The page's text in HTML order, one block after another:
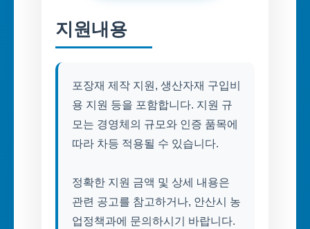
지원내용
포장재 제작 지원, 생산자재 구입비
용 지원 등을 포함합니다. 지원 규
모는 경영체의 규모와 인증 품목에
따라 차등 적용될 수 있습니다.
정확한 지원 금액 및 상세 내용은
관련 공고를 참고하거나, 안산시 농
업정책과에 문의하시기 바랍니다.